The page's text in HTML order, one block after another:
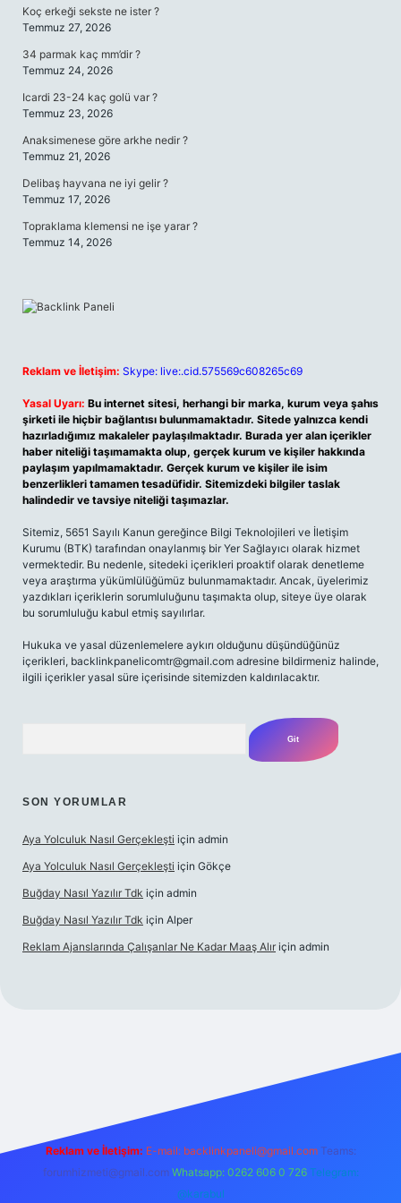
Koç erkeği sekste ne ister ?
Temmuz 27, 2026
34 parmak kaç mm’dir ?
Temmuz 24, 2026
Icardi 23-24 kaç golü var ?
Temmuz 23, 2026
Anaksimenese göre arkhe nedir ?
Temmuz 21, 2026
Delibaş hayvana ne iyi gelir ?
Temmuz 17, 2026
Topraklama klemensi ne işe yarar ?
Temmuz 14, 2026
Reklam ve İletişim: Skype: live:.cid.575569c608265c69
Yasal Uyarı: Bu internet sitesi, herhangi bir marka, kurum veya şahıs
şirketi ile hiçbir bağlantısı bulunmamaktadır. Sitede yalnızca kendi
hazırladığımız makaleler paylaşılmaktadır. Burada yer alan içerikler
haber niteliği taşımamakta olup, gerçek kurum ve kişiler hakkında
paylaşım yapılmamaktadır. Gerçek kurum ve kişiler ile isim
benzerlikleri tamamen tesadüfidir. Sitemizdeki bilgiler taslak
halindedir ve tavsiye niteliği taşımazlar.
Sitemiz, 5651 Sayılı Kanun gereğince Bilgi Teknolojileri ve İletişim
Kurumu (BTK) tarafından onaylanmış bir Yer Sağlayıcı olarak hizmet
vermektedir. Bu nedenle, sitedeki içerikleri proaktif olarak denetleme
veya araştırma yükümlülüğümüz bulunmamaktadır. Ancak, üyelerimiz
yazdıkları içeriklerin sorumluluğunu taşımakta olup, siteye üye olarak
bu sorumluluğu kabul etmiş sayılırlar.
Hukuka ve yasal düzenlemelere aykırı olduğunu düşündüğünüz
içerikleri, backlinkpanelicomtr@gmail.com adresine bildirmeniz halinde,
ilgili içerikler yasal süre içerisinde sitemizden kaldırılacaktır.
SON YORUMLAR
Aya Yolculuk Nasıl Gerçekleşti için admin
Aya Yolculuk Nasıl Gerçekleşti için Gökçe
Buğday Nasıl Yazılır Tdk için admin
Buğday Nasıl Yazılır Tdk için Alper
Reklam Ajanslarında Çalışanlar Ne Kadar Maaş Alır için admin
Reklam ve İletişim: E-mail: backlinkpaneli@gmail.com Teams:
forumhizmeti@gmail.com Whatsapp: 0262 606 0 726 Telegram:
@karabul